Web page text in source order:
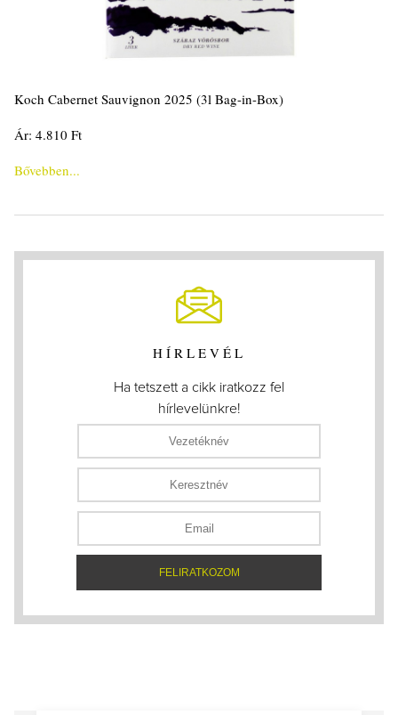
Koch Cabernet Sauvignon 2025 (3l Bag-in-Box)
Ár: 4.810 Ft
Bővebben...
HÍRLEVÉL
Ha tetszett a cikk iratkozz fel
hírlevelünkre!